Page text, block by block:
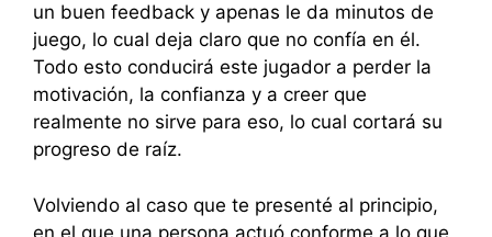
un buen feedback y apenas le da minutos de
juego, lo cual deja claro que no confía en él.
Todo esto conducirá este jugador a perder la
motivación, la confianza y a creer que
realmente no sirve para eso, lo cual cortará su
progreso de raíz.
Volviendo al caso que te presenté al principio,
en el que una persona actuó conforme a lo que